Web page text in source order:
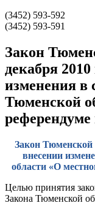
(3452) 593-592
(3452) 593-591
Закон
декабря
изменения в
Тюменской
Закон Тюменской
внесении
области «О
Целью принятия
Закона Тюменской